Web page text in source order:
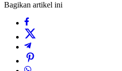
Bagikan artikel ini